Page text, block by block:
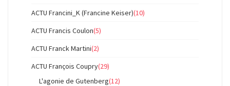
ACTU Francini_K (Francine Keiser)(10)
ACTU Francis Coulon(5)
ACTU Franck Martini(2)
ACTU François Coupry(29)
L'agonie de Gutenberg(12)